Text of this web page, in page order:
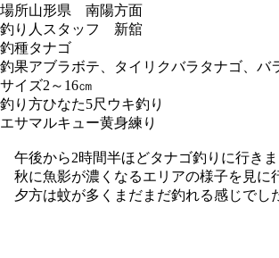
場所山形県 南陽方面
釣り人 スタッフ 新舘
釣種タナゴ
釣果アブラボテ、タイリクバラタナゴ、バ
サイズ2～16㎝
釣り方ひなた5尺ウキ釣り
エサマルキュー黄身練り
午後から2時間半ほどタナゴ釣りに行きま
秋に魚影が濃くなるエリアの様子を見に
夕方は蚊が多くまだまだ釣れる感じでし